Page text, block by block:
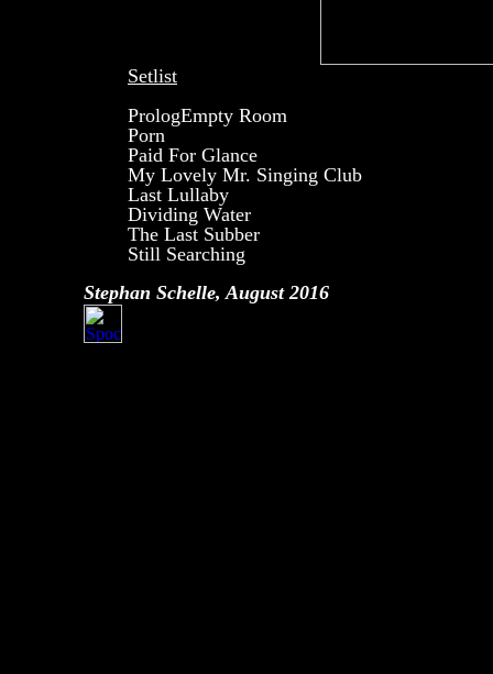
Setlist
PrologEmpty Room
Porn
Paid For Glance
My Lovely Mr. Singing Club
Last Lullaby
Dividing Water
The Last Subber
Still Searching
Stephan Schelle, August 2016